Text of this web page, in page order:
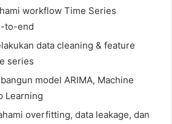
workflow Time Series
to-end
data cleaning & feature
series
model ARIMA, Machine
Learning
overfitting, data leakage, dan